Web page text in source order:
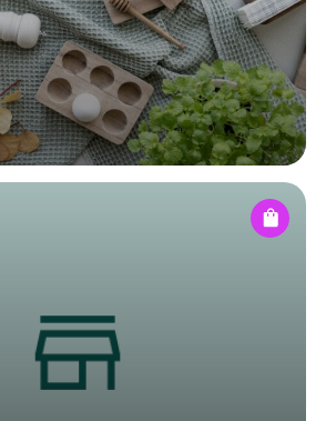
Tops 10
Artisans
A propos